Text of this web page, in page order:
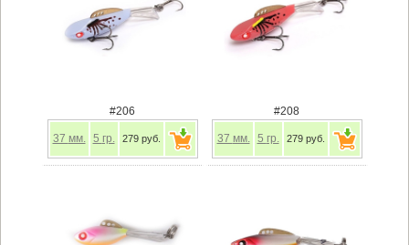
#206
37 мм. 5 гр. 279 руб.
#208
37 мм. 5 гр. 279 руб.